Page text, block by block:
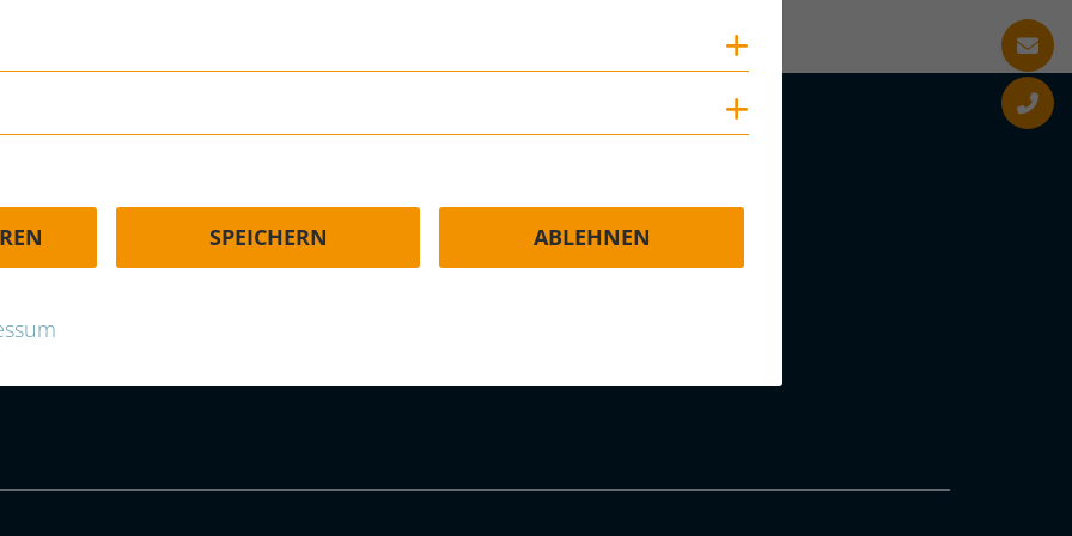
Cookies anzeigen
Cookies anzeigen
SPEICHERN ABLEHNEN